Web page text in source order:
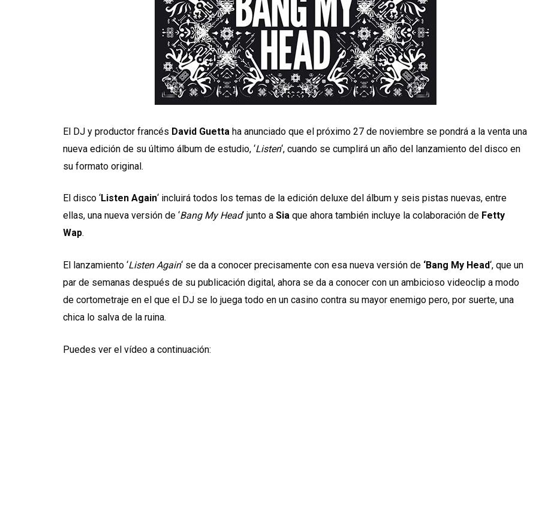
El DJ y productor francés David Guetta ha anunciado que el próximo 27 de noviembre se pondrá a la venta una
nueva edición de su último álbum de estudio, ‘Listen‘, cuando se cumplirá un año del lanzamiento del disco en
su formato original.
El disco ‘Listen Again‘ incluirá todos los temas de la edición deluxe del álbum y seis pistas nuevas, entre
ellas, una nueva versión de ‘Bang My Head‘ junto aSia que ahora también incluye la colaboración de Fetty
Wap.
El lanzamiento ‘Listen Again‘ se da a conocer precisamente con esa nueva versión de ‘Bang My Head‘, que un
par de semanas después de su publicación digital, ahora se da a conocer con un ambicioso videoclip a modo
de cortometraje en el que el DJ se lo juega todo en un casino contra su mayor enemigo pero, por suerte, una
chica lo salva de la ruina.
Puedes ver el vídeo a continuación: